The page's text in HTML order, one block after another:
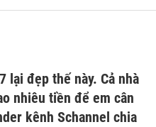
lại đẹp thế này. Cả nhà
nhiêu tiền để em cân
kênh Schannel chia